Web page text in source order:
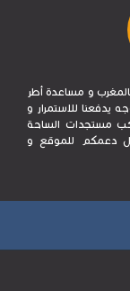
و مساعدة أطر
يدفعنا للاستمرار و
مستجدات الساحة
دعمكم للموقع و